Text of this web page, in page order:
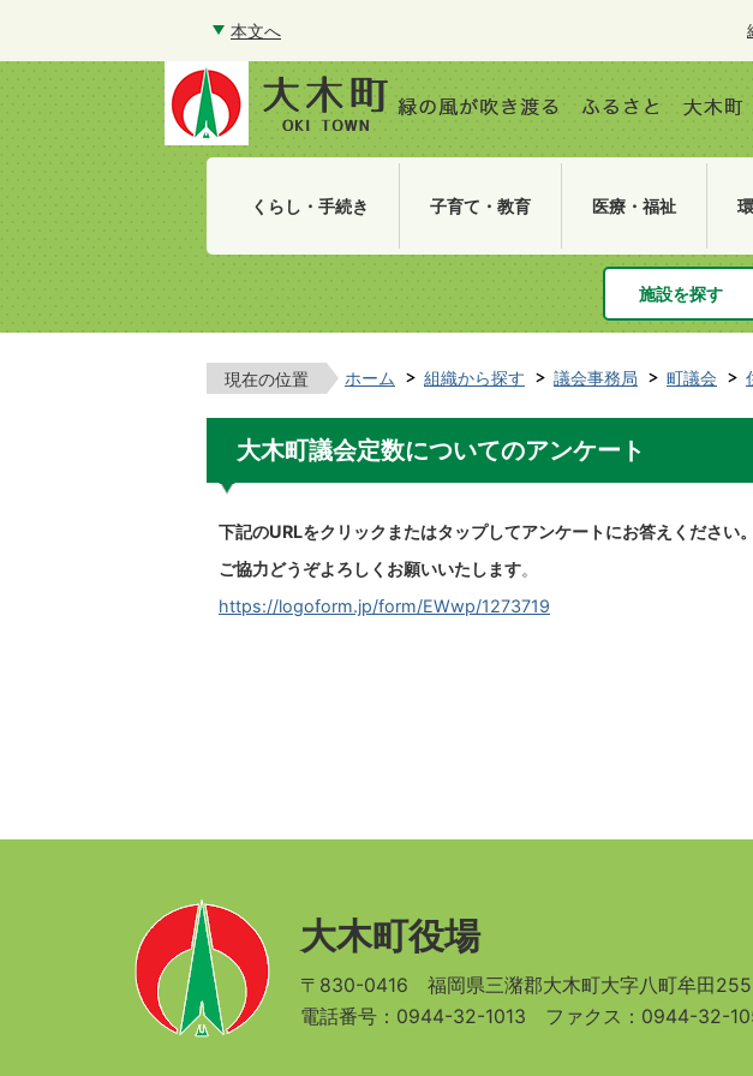
本文へ
くらし・手続き 子育て・教育 医療・福祉
施設を探す
現在の位置 ホーム 組織から探す 議会事務局 町議会
大木町議会定数についてのアンケート
下記のURLをクリックまたはタップしてアンケートにお答えください。
ご協力どうぞよろしくお願いいたします。
https://logoform.jp/form/EWwp/1273719
大木町役場
〒830-0416 福岡県三潴郡大木町大字八町牟田
電話番号：0944-32-1013 ファクス：0944-32-